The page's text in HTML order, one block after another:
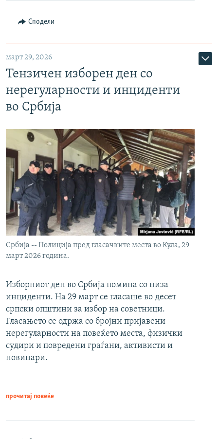
Сподели
март 29, 2026
Тензичен изборен ден со
нерегуларности и инциденти
во Србија
Србија -- Полиција пред гласачките места во Кула, 29
март 2026 година.
Изборниот ден во Србија помина со низа
инциденти. На 29 март се гласаше во десет
српски општини за избор на советници.
Гласањето се одржа со бројни пријавени
нерегуларности на повеќето места, физички
судири и повредени граѓани, активисти и
новинари.
прочитај повеќе